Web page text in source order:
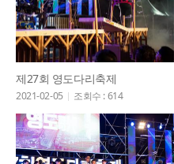
제27회 영도다리축제
2021-02-05 조회수 : 614